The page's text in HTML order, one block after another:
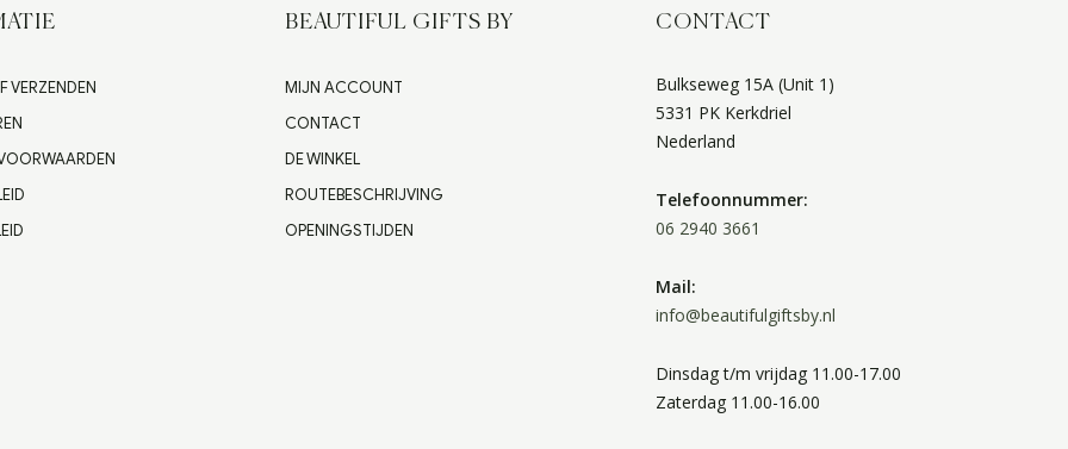
VERZENDEN
BEAUTIFUL GIFTS BY
MIJN ACCOUNT
CONTACT
DE WINKEL
ROUTEBESCHRIJVING
OPENINGSTIJDEN
CONTACT
Bulkseweg 15A (Unit 1)
5331 PK Kerkdriel
Nederland
Telefoonnummer:
06 2940 3661
Mail:
info@beautifulgiftsby.nl
Dinsdag t/m vrijdag 11.00-17.00
Zaterdag 11.00-16.00